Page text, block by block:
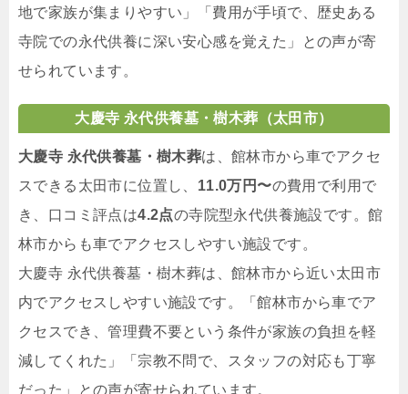
地で家族が集まりやすい」「費用が手頃で、歴史ある
寺院での永代供養に深い安心感を覚えた」との声が寄
せられています。
大慶寺 永代供養墓・樹木葬（太田市）
大慶寺 永代供養墓・樹木葬は、館林市から車でアクセ
スできる太田市に位置し、 11.0万円〜の費用で利用で
き、口コミ評点は4.2点の寺院型永代供養施設です。館
林市からも車でアクセスしやすい施設です。
大慶寺 永代供養墓・樹木葬は、館林市から近い太田市
内でアクセスしやすい施設です。「館林市から車でア
クセスでき、管理費不要という条件が家族の負担を軽
減してくれた」「宗教不問で、スタッフの対応も丁寧
だった」との声が寄せられています。